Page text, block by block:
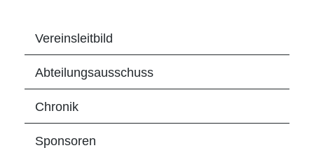
Vereinsleitbild
Abteilungsausschuss
Chronik
Sponsoren